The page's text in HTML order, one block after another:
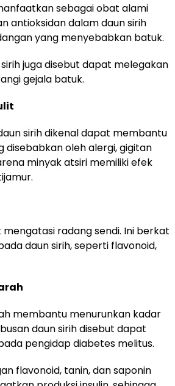
sebagai obat alami
antioksidan dalam daun sirih
yang menyebabkan batuk.
juga disebut dapat melegakan
gejala batuk.
sirih dikenal dapat membantu
oleh alergi, gigitan
minyak atsiri memiliki efek
radang sendi. Ini berkat
daun sirih, seperti flavonoid,
membantu menurunkan kadar
daun sirih disebut dapat
pengidap diabetes melitus.
flavonoid, tanin, dan saponin